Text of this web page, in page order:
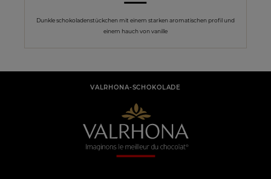
Dunkle schokoladenstückchen mit einem starken aromatischen profil und
einem hauch von vanille
VALRHONA-SCHOKOLADE